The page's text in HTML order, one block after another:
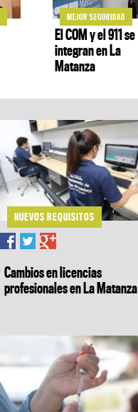
MEJOR SEGURIDAD
El COM y el 911 se
integran en La
Matanza
NUEVOS REQUISITOS
Cambios en licencias
profesionales en La Matanza